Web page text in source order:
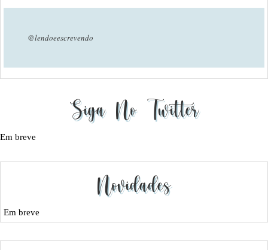
@lendoeescrevendo
Siga No Twitter
Em breve
Novidades
Em breve